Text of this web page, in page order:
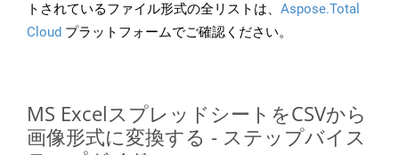
トされているファイル形式の全リストは、 Aspose.Total
Cloud プラットフォームでご確認ください。
MS ExcelスプレッドシートをCSVから
画像形式に変換する - ステップバイス